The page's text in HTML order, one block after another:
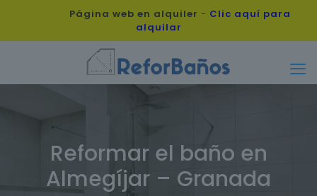
Página web en alquiler - Clic aquí para
alquilar
Reformar el baño en
Almegíjar – Granada